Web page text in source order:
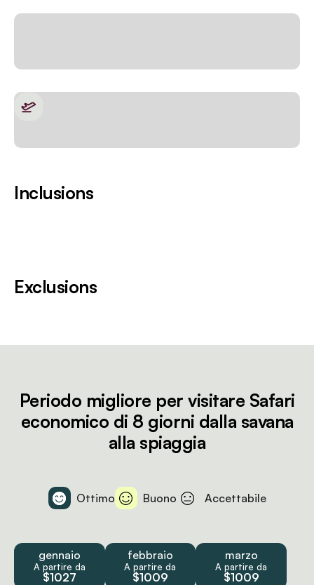
Inclusions
Exclusions
Periodo migliore per visitare Safari
economico di 8 giorni dalla savana
alla spiaggia
Ottimo Buono Accettabile
gennaio
A partire da
$1027
febbraio
A partire da
$1009
marzo
A partire da
$1009